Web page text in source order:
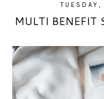
MULTI BENEFIT